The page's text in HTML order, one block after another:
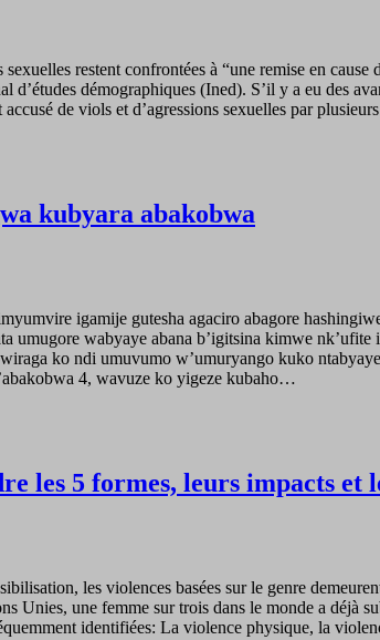
restent confrontées à “une remise en
d’études démographiques (Ined). S’il y a eu des
de viols et d’agressions sexuelles par
kubyara abakobwa
igamije gutesha agaciro abagore
umugore wabyaye abana b’igitsina kimwe
ko ndi umuvumo w’umuryango kuko
4, wavuze ko yigeze kubaho…
les 5 formes, leurs impacts et
les violences basées sur le genre
Unies, une femme sur trois dans le monde a déjà
identifiées: La violence physique, la